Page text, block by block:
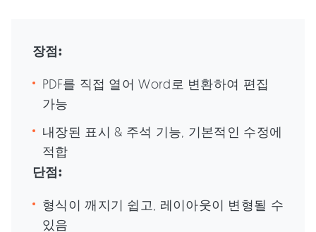
장점:
PDF를 직접 열어 Word로 변환하여 편집
가능
내장된 표시 & 주석 기능, 기본적인 수정에
적합
단점:
형식이 깨지기 쉽고, 레이아웃이 변형될 수
있음